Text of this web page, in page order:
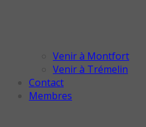
Venir à Montfort
Venir à Trémelin
Contact
Membres